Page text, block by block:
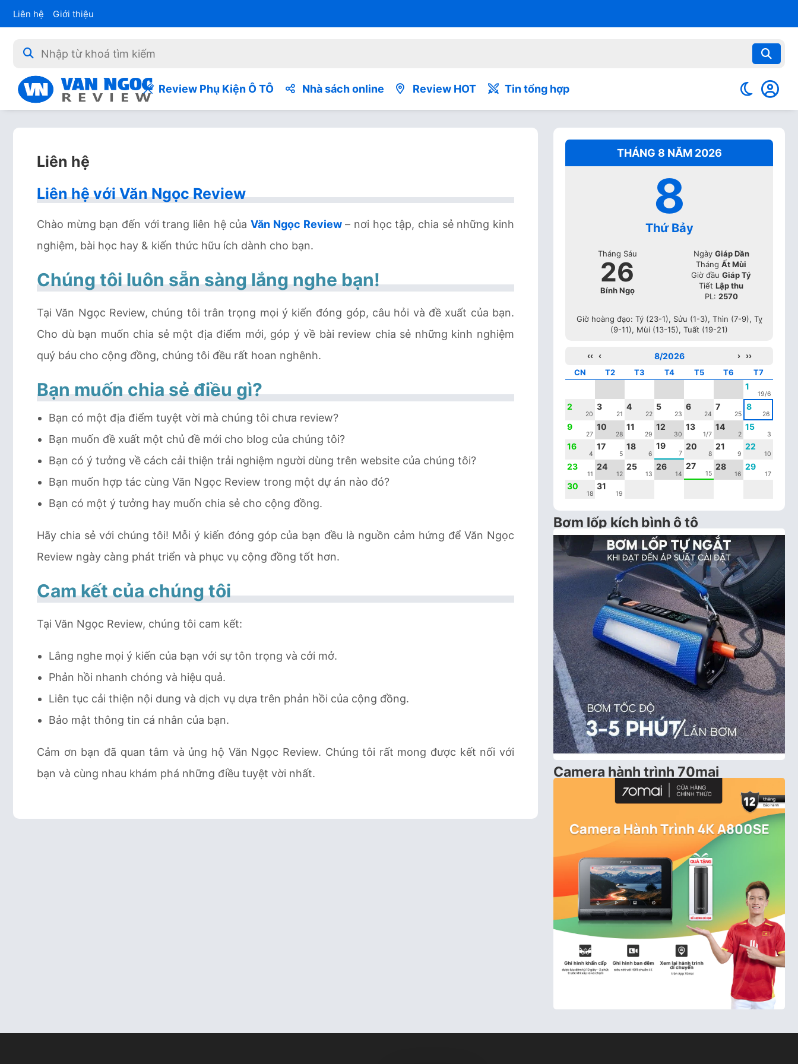
Liên hệ Giới thiệu
Review Phụ Kiện Ô TÔ Nhà sách online Review HOT Tin tổng hợp
Liên hệ
Liên hệ với Văn Ngọc Review
Chào mừng bạn đến với trang liên hệ củaVăn Ngọc Review– nơi học tập, chia sẻ những kinh
nghiệm, bài học hay & kiến thức hữu ích dành cho bạn.
Chúng tôi luôn sẵn sàng lắng nghe bạn!
Tại Văn Ngọc Review, chúng tôi trân trọng mọi ý kiến đóng góp, câu hỏi và đề xuất của bạn.
Cho dù bạn muốn chia sẻ một địa điểm mới, góp ý về bài review chia sẻ những kinh nghiệm
quý báu cho cộng đồng, chúng tôi đều rất hoan nghênh.
Bạn muốn chia sẻ điều gì?
Bạn có một địa điểm tuyệt vời mà chúng tôi chưa review?
Bạn muốn đề xuất một chủ đề mới cho blog của chúng tôi?
Bạn có ý tưởng về cách cải thiện trải nghiệm người dùng trên website của chúng tôi?
Bạn muốn hợp tác cùng Văn Ngọc Review trong một dự án nào đó?
Bạn có một ý tưởng hay muốn chia sẻ cho cộng đồng.
Hãy chia sẻ với chúng tôi! Mỗi ý kiến đóng góp của bạn đều là nguồn cảm hứng để Văn Ngọc
Review ngày càng phát triển và phục vụ cộng đồng tốt hơn.
Cam kết của chúng tôi
Tại Văn Ngọc Review, chúng tôi cam kết:
Lắng nghe mọi ý kiến của bạn với sự tôn trọng và cởi mở.
Phản hồi nhanh chóng và hiệu quả.
Liên tục cải thiện nội dung và dịch vụ dựa trên phản hồi của cộng đồng.
Bảo mật thông tin cá nhân của bạn.
Cảm ơn bạn đã quan tâm và ủng hộ Văn Ngọc Review. Chúng tôi rất mong được kết nối với
bạn và cùng nhau khám phá những điều tuyệt vời nhất.
THÁNG 8 NĂM 2026
8
Thứ Bảy
Tháng Sáu
26
Bính Ngọ
Ngày Giáp Dần
Tháng Ất Mùi
Giờ đầu Giáp Tý
Tiết Lập thu
PL: 2570
Giờ hoàng đạo: Tý (23-1), Sửu (1-3), Thìn (7-9), Tỵ
(9-11), Mùi (13-15), Tuất (19-21)
‹‹ ‹ 8/2026 ›
››
CN
T2 T3 T4 T5 T6 T7
1
19/6
2
20
3
21
4
22
5
23
6
24
7
25
8
26
9
27
10
28
11
29
12
30
13
1/7
14
2
15
3
16
4
17
5
18
6
19
7
20
8
21
9
22
10
23
11
24
12
25
13
26
14
27
15
28
16
29
17
30
18
31
19
Bơm lốp kích bình ô tô
Camera hành trình 70mai